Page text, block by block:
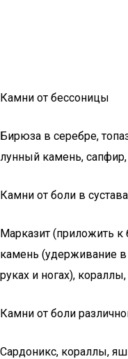
Камни от бессоницы
Бирюза в серебре,
лунный камень,
Камни от боли в
Марказит (приложить к
камень (удерживание в
руках и ногах),
Камни от боли
Сардоникс, кораллы,